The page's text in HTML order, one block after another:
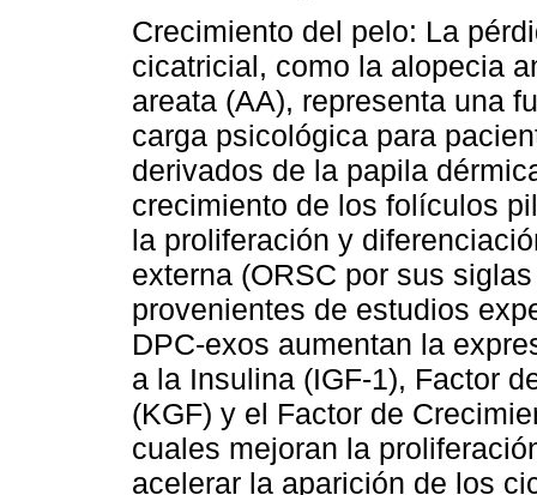
Crecimiento del pelo: La
cicatricial, como la alopecia
areata (AA), representa una
carga psicológica para
derivados de la papila
crecimiento de los folículos
la proliferación y
externa (ORSC por sus
provenientes de estudios
DPC-exos aumentan la
a la Insulina (IGF-1), Factor
(KGF) y el Factor de
cuales mejoran la
acelerar la aparición de los